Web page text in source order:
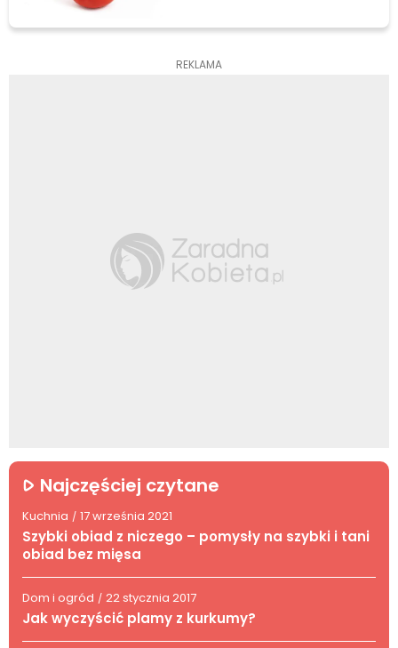
REKLAMA
Najczęściej czytane
Kuchnia / 17 września 2021
Szybki obiad z niczego – pomysły na szybki i tani
obiad bez mięsa
Dom i ogród / 22 stycznia 2017
Jak wyczyścić plamy z kurkumy?